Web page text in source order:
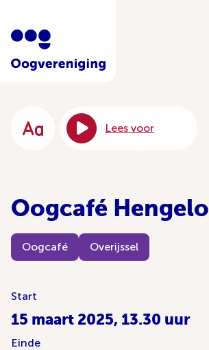
Lees voor
Oogcafé Hengelo
Oogcafé Overijssel
Start
15 maart 2025, 13.30 uur
Einde